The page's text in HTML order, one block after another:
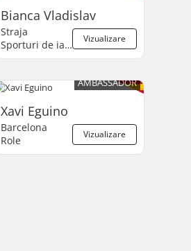
Bianca Vladislav
Vizualizare
Straja
Sporturi de iarnă
AMBASSADOR
Xavi Eguino
Vizualizare
Barcelona
Role